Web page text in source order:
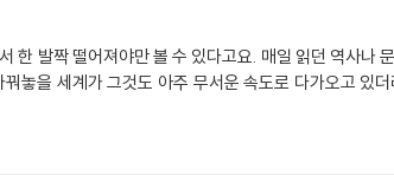
한 발짝 떨어져야만 볼 수 있다고요. 매일 읽던 역사나
놓을 세계가 그것도 아주 무서운 속도로 다가오고 있